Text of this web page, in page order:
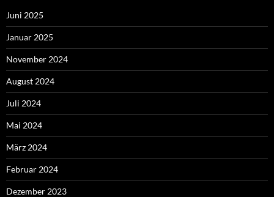
Juni 2025
Januar 2025
November 2024
August 2024
Juli 2024
Mai 2024
März 2024
Februar 2024
Dezember 2023